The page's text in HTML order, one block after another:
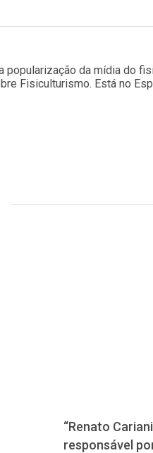
popularização da mídia do
Fisiculturismo. Está no
“Renato
responsável